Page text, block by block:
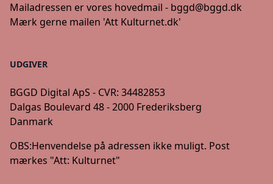
Mailadressen er vores hovedmail - bggd@bggd.dk
Mærk gerne mailen 'Att Kulturnet.dk'
UDGIVER
BGGD Digital ApS - CVR: 34482853
Dalgas Boulevard 48 - 2000 Frederiksberg
Danmark
OBS:Henvendelse på adressen ikke muligt. Post
mærkes "Att: Kulturnet"